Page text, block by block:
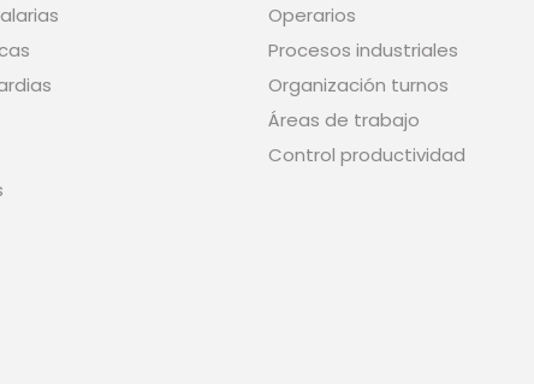
Operarios
Procesos industriales
Organización turnos
Áreas de trabajo
Control productividad